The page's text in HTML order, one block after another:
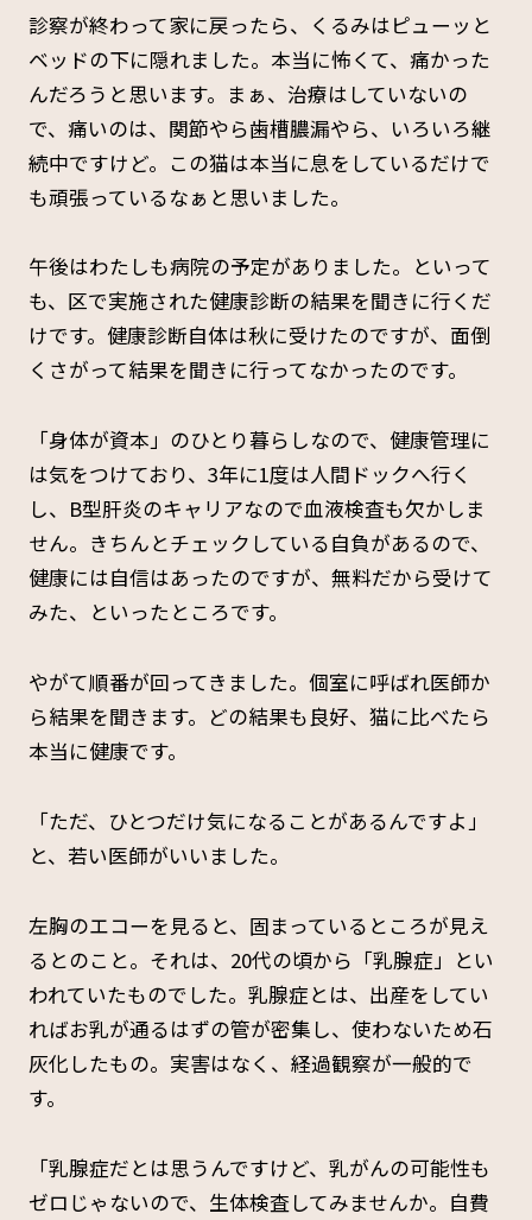
診察が終わって家に戻ったら、くるみはピューッと
ベッドの下に隠れました。本当に怖くて、痛かった
んだろうと思います。まぁ、治療はしていないの
で、痛いのは、関節やら歯槽膿漏やら、いろいろ継
続中ですけど。この猫は本当に息をしているだけで
も頑張っているなぁと思いました。
午後はわたしも病院の予定がありました。といって
も、区で実施された健康診断の結果を聞きに行くだ
けです。健康診断自体は秋に受けたのですが、面倒
くさがって結果を聞きに行ってなかったのです。
「身体が資本」のひとり暮らしなので、健康管理に
は気をつけており、3年に1度は人間ドックへ行く
し、B型肝炎のキャリアなので血液検査も欠かしま
せん。きちんとチェックしている自負があるので、
健康には自信はあったのですが、無料だから受けて
みた、といったところです。
やがて順番が回ってきました。個室に呼ばれ医師か
ら結果を聞きます。どの結果も良好、猫に比べたら
本当に健康です。
「ただ、ひとつだけ気になることがあるんですよ」
と、若い医師がいいました。
左胸のエコーを見ると、固まっているところが見え
るとのこと。それは、20代の頃から「乳腺症」とい
われていたものでした。乳腺症とは、出産をしてい
ればお乳が通るはずの管が密集し、使わないため石
灰化したもの。実害はなく、経過観察が一般的で
す。
「乳腺症だとは思うんですけど、乳がんの可能性も
ゼロじゃないので、生体検査してみませんか。自費